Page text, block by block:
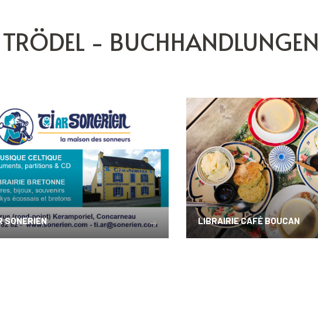
- BUCHHANDLUNGEN
SONERIEN LIBRAIRIE CAFÉ BOUCAN